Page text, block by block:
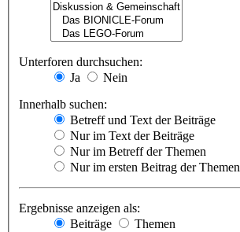
Unterforen durchsuchen:
Ja
Nein
Innerhalb suchen:
Betreff und Text der Beiträge
Nur im Text der Beiträge
Nur im Betreff der Themen
Nur im ersten Beitrag der Themen
Ergebnisse anzeigen als:
Beiträge
Themen